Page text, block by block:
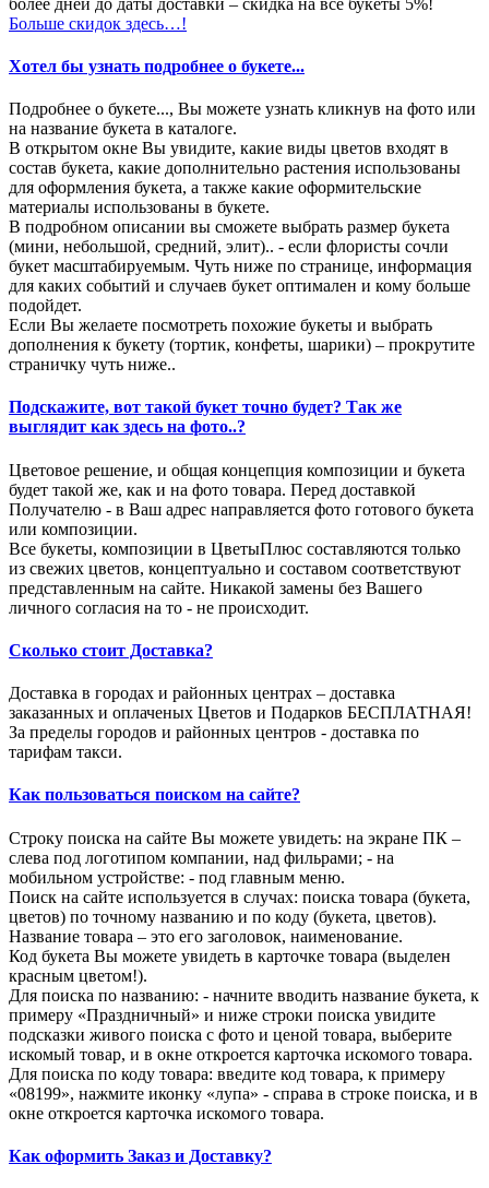
Больше скидок здесь…!
Хотел бы узнать подробнее о букете...
Подробнее о букете..., Вы можете узнать кликнув на фото или
на название букета в каталоге.
В открытом окне Вы увидите, какие виды цветов входят в
состав букета, какие дополнительно растения использованы
для оформления букета, а также какие оформительские
материалы использованы в букете.
В подробном описании вы сможете выбрать размер букета
(мини, небольшой, средний, элит).. - если флористы сочли
букет масштабируемым. Чуть ниже по странице, информация
для каких событий и случаев букет оптимален и кому больше
подойдет.
Если Вы желаете посмотреть похожие букеты и выбрать
дополнения к букету (тортик, конфеты, шарики) – прокрутите
страничку чуть ниже..
Подскажите, вот такой букет точно будет? Так же
выглядит как здесь на фото..?
Цветовое решение, и общая концепция композиции и букета
будет такой же, как и на фото товара. Перед доставкой
Получателю - в Ваш адрес направляется фото готового букета
или композиции.
Все букеты, композиции в ЦветыПлюс составляются только
из свежих цветов, концептуально и составом соответствуют
представленным на сайте. Никакой замены без Вашего
личного согласия на то - не происходит.
Сколько стоит Доставка?
Доставка в городах и районных центрах – доставка
заказанных и оплаченых Цветов и Подарков БЕСПЛАТНАЯ!
За пределы городов и районных центров - доставка по
тарифам такси.
Как пользоваться поиском на сайте?
Строку поиска на сайте Вы можете увидеть: на экране ПК –
слева под логотипом компании, над фильрами; - на
мобильном устройстве: - под главным меню.
Поиск на сайте используется в случах: поиска товара (букета,
цветов) по точному названию и по коду (букета, цветов).
Название товара – это его заголовок, наименование.
Код букета Вы можете увидеть в карточке товара (выделен
красным цветом!).
Для поиска по названию: - начните вводить название букета, к
примеру «Праздничный» и ниже строки поиска увидите
подсказки живого поиска с фото и ценой товара, выберите
искомый товар, и в окне откроется карточка искомого товара.
Для поиска по коду товара: введите код товара, к примеру
«08199», нажмите иконку «лупа» - справа в строке поиска, и в
окне откроется карточка искомого товара.
Как оформить Заказ и Доставку?